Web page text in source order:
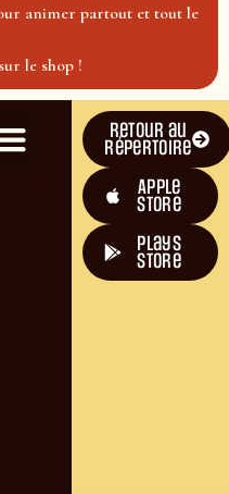
animer partout et tout le
le shop !
Retour au
répertoire
Apple
Store
plays
store